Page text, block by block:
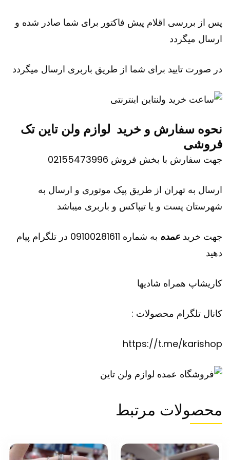
پس از بررسی اقلام پیش فاکتور برای شما صادر شده و
ارسال میگردد
در صورت تایید برای شما از طریق باربری ارسال میگردد
نحوه سفارش و خرید لوازم ولن تاین تک
فروشی
جهت سفارش با بخش فروش 02155473996
ارسال به تهران از طریق پیک موتوری و ارسال به
شهرستان پست و یا تیپاکس و باربری میباشد
جهت خرید عمده
به شماره 09100281611 در تلگرام پیام
دهید
کاریشاپ همراه شادیها
کانال تلگرام محصولات :
https://t.me/karishop
محصولات مرتبط